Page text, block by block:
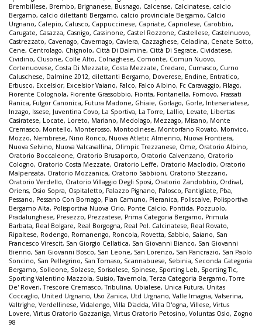
Brembillese, Brembo, Brignanese, Busnago, Calcense, Calcinatese, calcio
Bergamo, calcio dilettanti Bergamo, calcio provinciale Bergamo, Calcio
Urgnano, Calepio, Calusco, Cappuccinese, Capriate, Capriolese, Carobbio,
Carugate, Casazza, Casnigo, Cassinone, Castel Rozzone, Castellese, Castelnuovo,
Castrezzato, Cavenago, Cavernago, Cavlera, Cazzaghese, Celadina, Cenate Sotto,
Cene, Centrolago, Chignolo, Città Di Dalmine, Città Di Segrate, Cividatese,
Cividino, Clusone, Colle Alto, Colnaghese, Comonte, Comun Nuovo,
Cortenuovese, Costa Di Mezzate, Costa Mezzate, Credaro, Curnasco, Curno
Caluschese, Dalmine 2012, dilettanti Bergamo, Doverese, Endine, Entratico,
Erbusco, Excelsior, Excelsior Vaiano, Falco, Falco Albino, Fc Caravaggio, Filago,
Fiorente Colognola, Fiorente Grassobbio, Fiorita, Fontanella, Fornovo, Frassati
Ranica, Fulgor Canonica, Futura Madone, Ghiaie, Gorlago, Gorle, Interseriatese,
Inzago, Issese, Juventina Covo, La Sportiva, La Torre, Lallio, Levate, Libertas
Casiratese, Locate, Loreto, Mariano, Medolago, Mezzago, Misano, Monte
Cremasco, Montello, Monterosso, Montodinese, Montorfano Rovato, Monvico,
Mozzo, Nembrese, Nino Ronco, Nuova Atletic Almenno, Nuova Frontiera,
Nuova Selvino, Nuova Valcavallina, Olimpic Trezzanese, Ome, Oratorio Albino,
Oratorio Boccaleone, Oratorio Brusaporto, Oratorio Calvenzano, Oratorio
Cologno, Oratorio Costa Mezzate, Oratorio Leffe, Oratorio Maclodio, Oratorio
Malpensata, Oratorio Mozzanica, Oratorio Sabbioni, Oratorio Stezzano,
Oratorio Verdello, Oratorio Villaggio Degli Sposi, Oratorio Zandobbio, Ordival,
Oriens, Osio Sopra, Ospitaletto, Palazzo Pignano, Palosco, Pantigliate, Pba,
Pessano, Pessano Con Bornago, Pian Camuno, Pieranica, Poliscalve, Polisportiva
Bergamo Alta, Polisportiva Nuova Orio, Ponte Calcio, Pontida, Pozzuolo,
Pradalunghese, Presezzo, Prezzatese, Prima Categoria Bergamo, Primula
Barbata, Real Bolgare, Real Borgogna, Real Pol. Calcinatese, Real Rovato,
Ripaltese, Rodengo, Romanengo, Roncola, Rovetta, Sabbio, Saiano, San
Francesco Virescit, San Giorgio Cellatica, San Giovanni Bianco, San Giovanni
Bienno, San Giovanni Bosco, San Leone, San Lorenzo, San Pancrazio, San Paolo
Soncino, San Pellegrino, San Tomaso, Scannabuese, Sebinia, Seconda Categoria
Bergamo, Solleone, Solzese, Sorisolese, Spinese, Sporting Leb, Sporting Tlc,
Sporting Valentino Mazzola, Suisio,Tavernola,Terza Categoria Bergamo,Torre
De' Roveri,Trescore Cremasco,Tribulina, Ubialese, Unica Futura, Unitas
Coccaglio, United Urgnano, Uso Zanica, Utd Urgnano, Valle Imagna, Valserina,
Valtrighe, Verdellinese, Vidalengo, Villa D'adda, Villa D'ogna, Villese, Virtus
Lovere, Virtus Oratorio Gazzaniga, Virtus Oratorio Petosino, Voluntas Osio, Zogno
98